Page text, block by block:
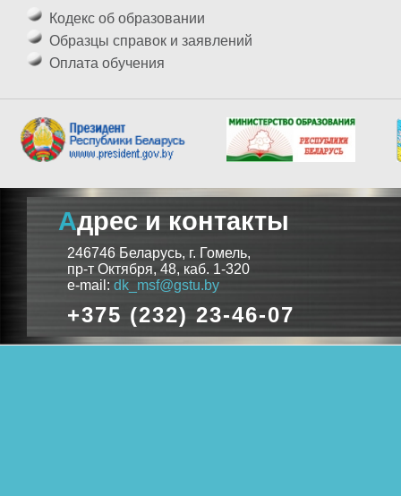
Кодекс об образовании
Образцы справок и заявлений
Оплата обучения
Адрес и контакты
246746 Беларусь, г. Гомель,
пр-т Октября, 48, каб. 1-320
e-mail: dk_msf@gstu.by
+375 (232) 23-46-07